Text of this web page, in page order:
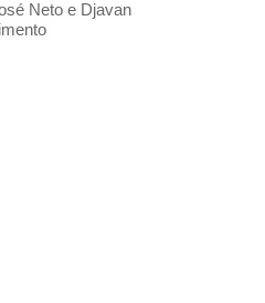
Neto e Djavan